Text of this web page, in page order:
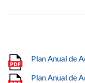
Plan Anual de
Plan Anual de